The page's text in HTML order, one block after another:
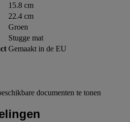
15.8 cm
22.4 cm
Groen
Stugge mat
Gemaakt in de EU
documenten te tonen